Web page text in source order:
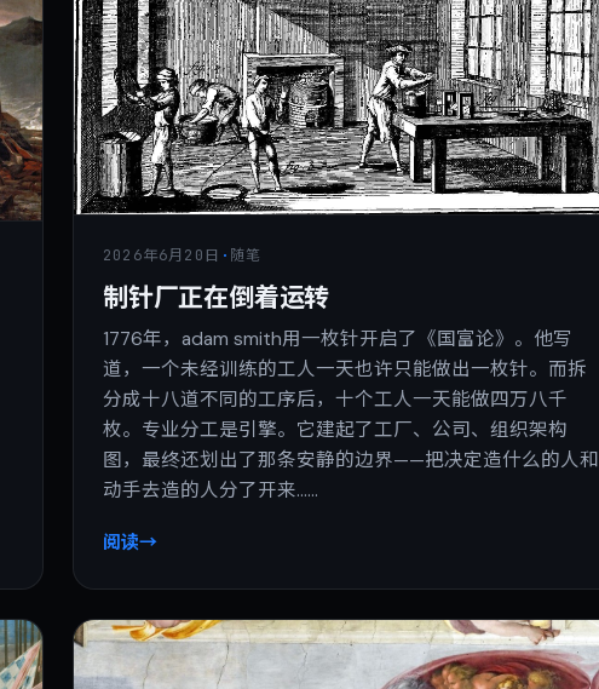
2026年6月20日 · 随笔
制针厂正在倒着运转
1776年，adam smith用一枚针开启了《国富论》。他写
道，一个未经训练的工人一天也许只能做出一枚针。而拆
分成十八道不同的工序后，十个工人一天能做四万八千
枚。专业分工是引擎。它建起了工厂、公司、组织架构
图，最终还划出了那条安静的边界——把决定造什么的人和
动手去造的人分了开来……
阅读→